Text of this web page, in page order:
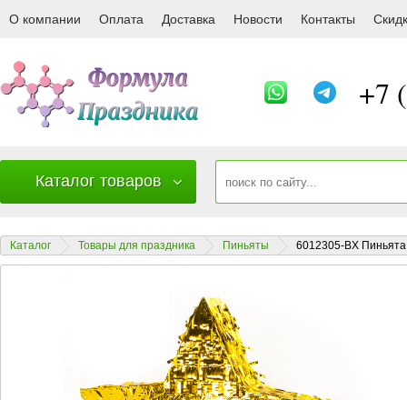
6012305-BX Пиньята Звезда, Золото,
О компании Оплата Доставка Новости Контакты
+7
Каталог товаров
Каталог Товары для праздника Пиньяты 6012305-BX